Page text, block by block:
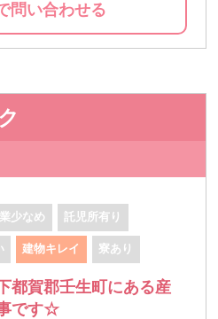
問い合わせる
少なめ 託児所有り
建物キレイ 寮あり
都賀郡壬生町にある産
です☆